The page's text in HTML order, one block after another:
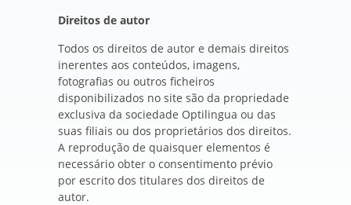
Direitos de autor
Todos os direitos de autor e demais direitos
inerentes aos conteúdos, imagens,
fotografias ou outros ficheiros
disponibilizados no site são da propriedade
exclusiva da sociedade Optilingua ou das
suas filiais ou dos proprietários dos direitos.
A reprodução de quaisquer elementos é
necessário obter o consentimento prévio
por escrito dos titulares dos direitos de
autor.